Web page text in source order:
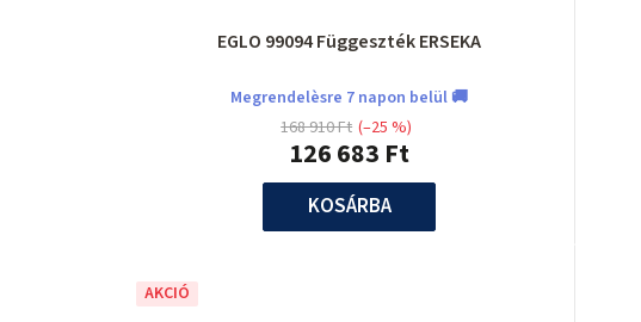
EGLO 99094 Függeszték ERSEKA
Megrendelèsre 7 napon belül 🚚
126 683 Ft
168 910 Ft (–25 %)
KOSÁRBA
AKCIÓ